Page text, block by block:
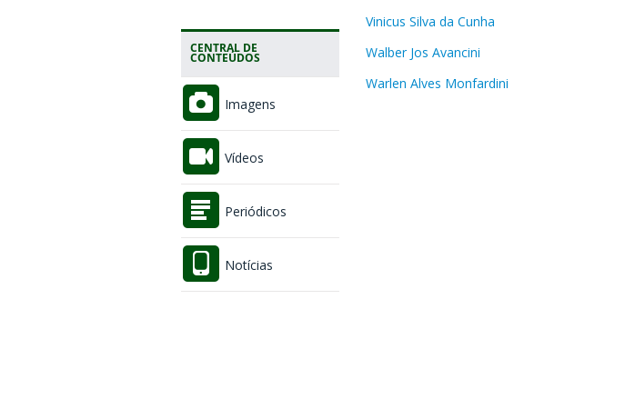
CENTRAL DE
CONTEÚDOS
Imagens
Vídeos
Periódicos
Notícias
Vinicus Silva da Cunha
Walber Jos Avancini
Warlen Alves Monfardini